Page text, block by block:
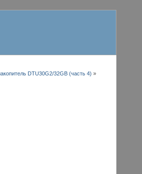
DTU30G2/32GB (часть 4) »